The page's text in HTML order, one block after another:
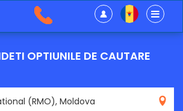
OPTIUNILE DE CAUTARE